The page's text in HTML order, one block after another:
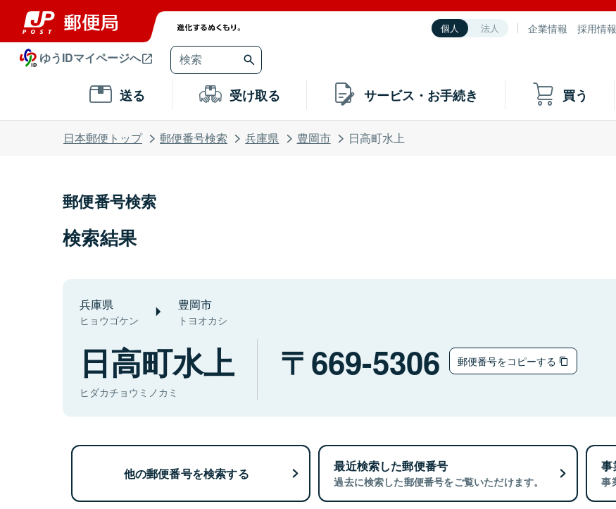
個人 法人 企業情報 採用情報
ゆうIDマイページへ
送る 受け取る サービス・お手続き 買う
日本郵便トップ 郵便番号検索 兵庫県 豊岡市 日高町水上
郵便番号検索
検索結果
兵庫県
ヒョウゴケン
豊岡市
トヨオカシ
日高町水上
ヒダカチョウミノカミ
669-5306 郵便番号をコピーする
他の郵便番号を検索する 最近検索した郵便番号
過去に検索した郵便番号をご覧いただけます。
事
事